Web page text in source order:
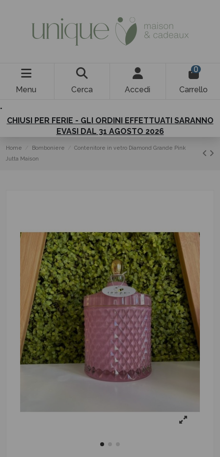
Menu Cerca Accedi
0
Carrello
.
CHIUSI PER FERIE - GLI ORDINI EFFETTUATI SARANNO
EVASI DAL 31 AGOSTO 2026
Home Bomboniere
Contenitore in vetro Diamond Grande Pink
Jutta Maison